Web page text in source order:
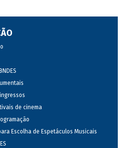
de cinema
Escolha de Espetáculos Musicais